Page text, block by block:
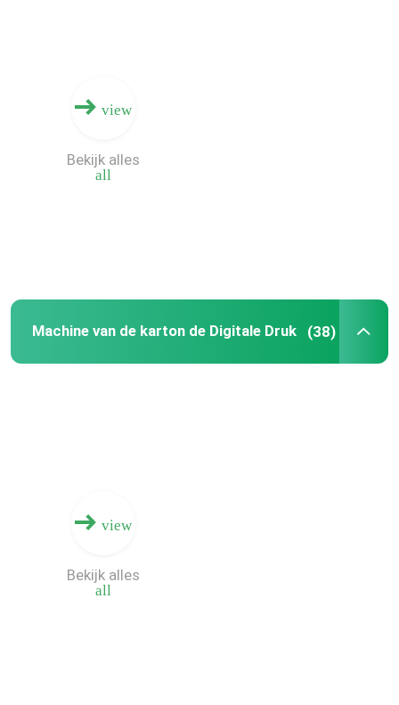
Ongeveer ons
Fabrieksreis
view
all
Bekijk alles
Machine van de karton de Digitale Druk (38)
view
all
Bekijk alles